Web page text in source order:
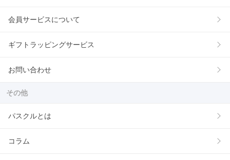
会員サービスについて
ギフトラッピングサービス
お問い合わせ
その他
パスクルとは
コラム